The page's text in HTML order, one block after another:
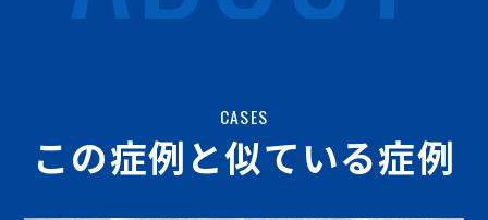
CASES
この症例と似ている症例